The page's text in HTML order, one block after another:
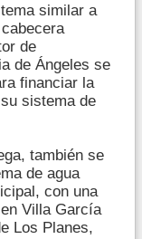
similar a
de
de Ángeles se
financiar la
sistema de
también se
de agua
con una
Villa García
Los Planes,